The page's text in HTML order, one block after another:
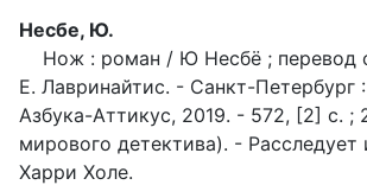
Несбе, Ю.
Нож : роман / Ю Несбё ; перевод
Е. Лавринайтис. - Санкт-Петербург
Азбука-Аттикус, 2019. - 572, [2] с. ;
мирового детектива). - Расследует
Харри Холе.